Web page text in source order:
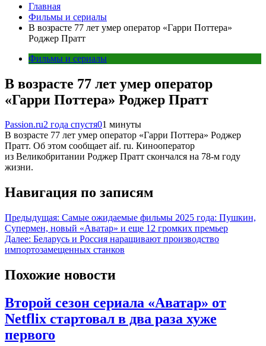
Главная
Фильмы и сериалы
В возрасте 77 лет умер оператор «Гарри Поттера»
Роджер Пратт
Фильмы и сериалы
В возрасте 77 лет умер оператор
«Гарри Поттера» Роджер Пратт
Passion.ru2 года спустя01 минуты
В возрасте 77 лет умер оператор «Гарри Поттера» Роджер
Пратт. Об этом сообщает aif. ru. Кинооператор
из Великобритании Роджер Пратт скончался на 78-м году
жизни.
Навигация по записям
Предыдущая: Самые ожидаемые фильмы 2025 года: Пушкин,
Супермен, новый «Аватар» и еще 12 громких премьер
Далее: Беларусь и Россия наращивают производство
импортозамещенных станков
Похожие новости
Второй сезон сериала «Аватар» от
Netflix стартовал в два раза хуже
первого